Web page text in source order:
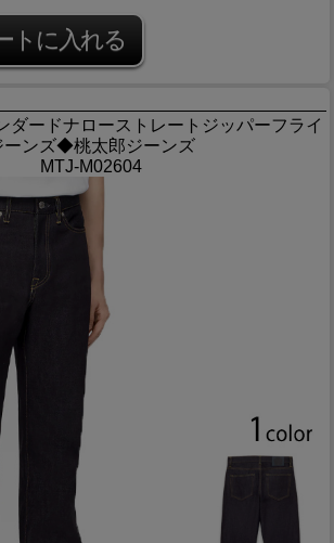
ダードナローストレートジッパーフライ
ーンズ◆桃太郎ジーンズ
MTJ-M02604